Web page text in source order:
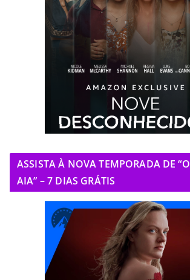
ASSISTA À NOVA TEMPORADA DE
AIA” – 7 DIAS GRÁTIS